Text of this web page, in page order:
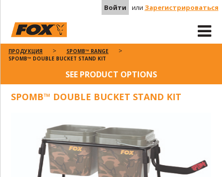
Войти или Зарегистрироваться
ПРОДУКЦИЯ
SPOMB™ RANGE
SPOMB™ DOUBLE BUCKET STAND KIT
SEE PRODUCT OPTIONS
SPOMB™ DOUBLE BUCKET STAND KIT